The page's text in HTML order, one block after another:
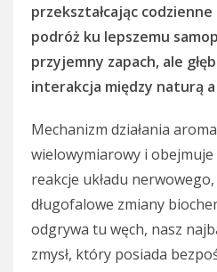
przekształcając
podróż ku lepszemu
przyjemny zapach, ale
interakcja między naturą a
Mechanizm działania
wielowymiarowy i
reakcje układu
długofalowe zmiany
odgrywa tu węch, nasz
zmysł, który posiada